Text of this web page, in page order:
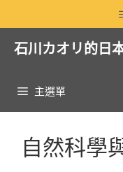
至
石川カオリ的日
主選單
自然科學